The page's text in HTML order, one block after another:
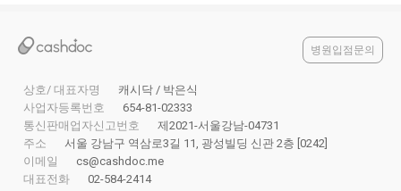
병원입점문의
상호/ 대표자명
캐시닥 / 박은식
사업자등록번호
654-81-02333
통신판매업자신고번호
제2021-서울강남-04731
주소
서울 강남구 역삼로3길 11, 광성빌딩 신관 2층 [0242]
이메일
cs@cashdoc.me
대표전화
02-584-2414